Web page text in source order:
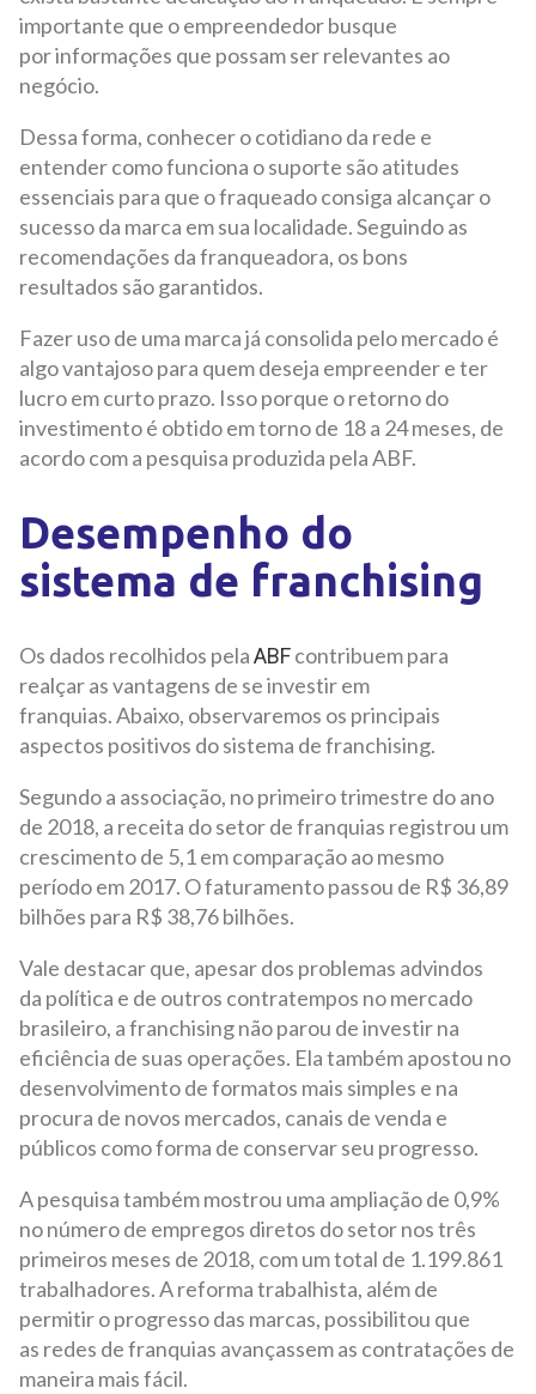
importante que o empreendedor busque
por informações que possam ser relevantes ao
negócio.
Dessa forma, conhecer o cotidiano da rede e
entender como funciona o suporte são atitudes
essenciais para que o fraqueado consiga alcançar o
sucesso da marca em sua localidade. Seguindo as
recomendações da franqueadora, os bons
resultados são garantidos.
Fazer uso de uma marca já consolida pelo mercado é
algo vantajoso para quem deseja empreender e ter
lucro em curto prazo. Isso porque o retorno do
investimento é obtido em torno de 18 a 24 meses, de
acordo com a pesquisa produzida pela ABF.
Desempenho do
sistema de franchising
Os dados recolhidos pelaABFcontribuem para
realçar as vantagens de se investir em
franquias. Abaixo, observaremos os principais
aspectos positivos do sistema de franchising.
Segundo a associação, no primeiro trimestre do ano
de 2018, a receita do setor de franquias registrou um
crescimento de 5,1 em comparação ao mesmo
período em 2017. O faturamento passou de R$ 36,89
bilhões para R$ 38,76 bilhões.
Vale destacar que, apesar dos problemas advindos
da política e de outros contratempos no mercado
brasileiro, a franchising não parou de investir na
eficiência de suas operações. Ela também apostou no
desenvolvimento de formatos mais simples e na
procura de novos mercados, canais de venda e
públicos como forma de conservar seu progresso.
A pesquisa também mostrou uma ampliação de 0,9%
no número de empregos diretos do setor nos três
primeiros meses de 2018, com um total de 1.199.861
trabalhadores. A reforma trabalhista, além de
permitir o progresso das marcas, possibilitou que
as redes de franquias avançassem as contratações de
maneira mais fácil.